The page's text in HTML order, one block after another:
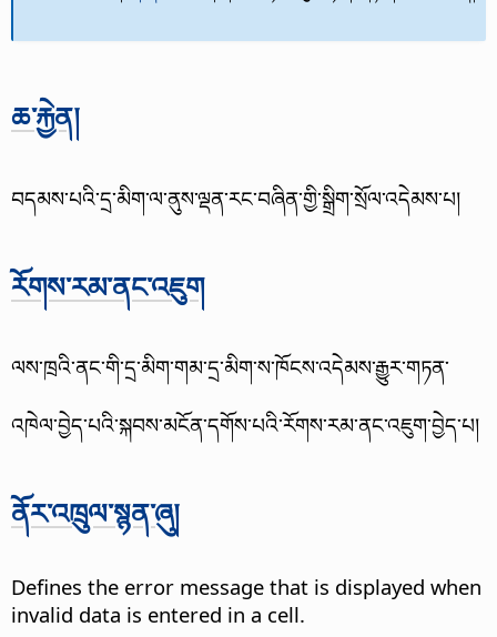
ཆ་རྐྱེན།
བདམས་པའི་དྲ་མིག་ལ་ནུས་ལྡན་རང་བཞིན་གྱི་སྒྲིག་སྲོལ་འདེམས་པ།
རོགས་རམ་ནང་འཇུག
ལས་ཁྲའི་ནང་གི་དྲ་མིག་གམ་དྲ་མིག་ས་ཁོངས་འདེམས་རྒྱུར་གཏན་
འཁེལ་བྱེད་པའི་སྐབས་མངོན་དགོས་པའི་རོགས་རམ་ནང་འཇུག་བྱེད་པ།
ནོར་འཁྲུལ་སྙན་ཞུ།
Defines the error message that is displayed when
invalid data is entered in a cell.